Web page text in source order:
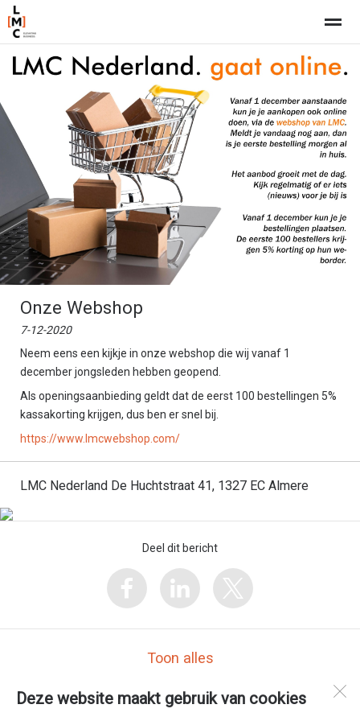
Nieuws Pagina's Bellen
Deze website maakt gebruik van cookies
Onze Webshop
7-12-2020
Neem eens een kijkje in onze webshop die wij vanaf 1
december jongsleden hebben geopend.
Als openingsaanbieding geldt dat de eerst 100 bestellingen 5%
kassakorting krijgen, dus ben er snel bij.
https://www.lmcwebshop.com/
LMC Nederland De Huchtstraat 41, 1327 EC Almere
Deel dit bericht
Toon alles